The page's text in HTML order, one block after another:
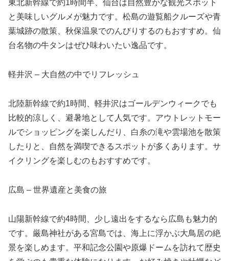
東北新幹線で約1時間半、仙台は自然豊かな観光スポット
と美味しいグルメが魅力です。松島の遊覧船クルーズや青
葉城跡の散策、秋保温泉でのんびりするのもおすすめ。仙
台名物の牛タンはぜひ味わいたい逸品です。
軽井沢 – 大自然の中でリフレッシュ
北陸新幹線で約1時間、軽井沢はゴールデンウィークでも
比較的涼しく、避暑地として人気です。アウトレットモー
ルでショッピングを楽しんだり、白糸の滝や雲場池を散策
したりと、自然を満喫できるスポットが多くあります。サ
イクリングを楽しむのもおすすめです。
広島 – 世界遺産と美食の旅
山陽新幹線で約4時間、少し遠出をするなら広島も魅力的
です。厳島神社がある宮島では、海上に浮かぶ大鳥居の絶
景を楽しめます。平和記念公園や原爆ドームを訪れて歴史